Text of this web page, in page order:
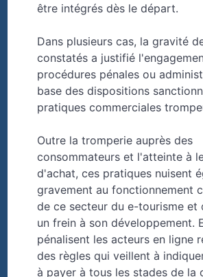
être intégrés dès le départ.
Dans plusieurs cas, la gravité
constatés a justifié
procédures pénales ou
base des dispositions
pratiques commerciales
Outre la tromperie auprès des
consommateurs et l'atteinte à
d'achat, ces pratiques nuisent
gravement au fonctionnement
de ce secteur du e-tourisme et
un frein à son développement.
pénalisent les acteurs en ligne
des règles qui veillent à
à payer à tous les stades de la